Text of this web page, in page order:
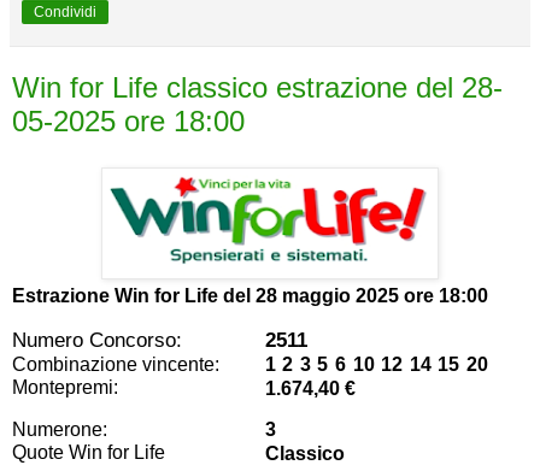
Condividi
Win for Life classico estrazione del 28-
05-2025 ore 18:00
Estrazione Win for Life del 28 maggio 2025 ore 18:00
Numero Concorso: 2511
Combinazione vincente:
1 2 3 5 6 10 12 14 15 20
Montepremi:
1.674,40 €
Numerone:
3
Quote Win for Life
Classico